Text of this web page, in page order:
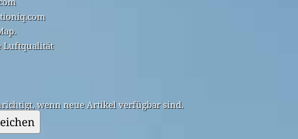
Luftqualität
wenn neue Artikel verfügbar sind.